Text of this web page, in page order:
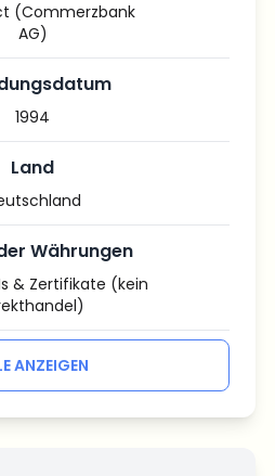
(Commerzbank
AG)
1994
Land
Währungen
& Zertifikate (kein
ANZEIGEN